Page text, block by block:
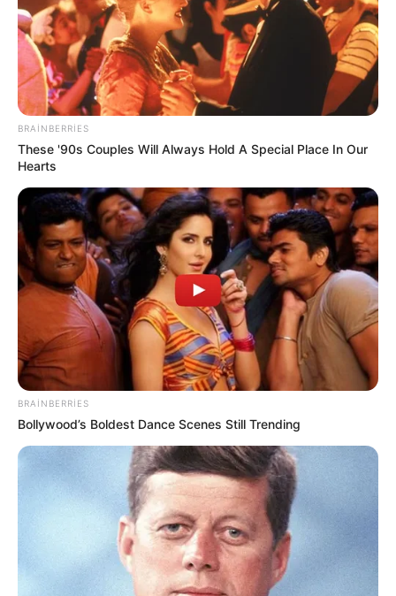
14:45 / 06 Avqust 2026 MARAQLI
Qurdlar niyə tələsmir? -Alimlər ov
sirrini açıqladı
21
BRAINBERRIES
These '90s Couples Will Always Hold A Special Place In Our
Hearts
BRAINBERRIES
Bollywood’s Boldest Dance Scenes Still Trending